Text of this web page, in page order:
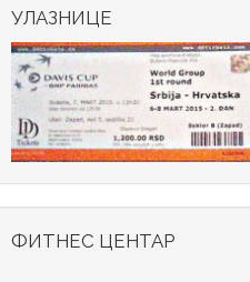
УЛАЗНИЦЕ
ФИТНЕС ЦЕНТАР